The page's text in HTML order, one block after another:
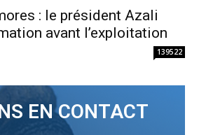
: le président Azali
avant l’exploitation
139522
EN CONTACT